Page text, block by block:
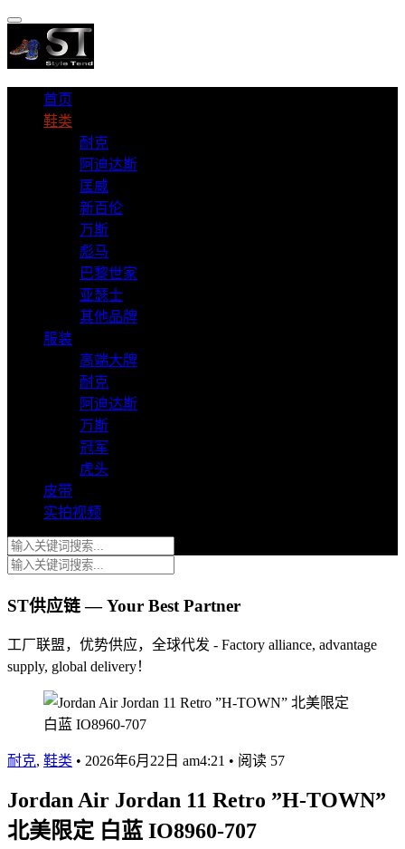
首页
鞋类
耐克
阿迪达斯
匡威
新百伦
万斯
彪马
巴黎世家
亚瑟士
其他品牌
服装
高端大牌
耐克
阿迪达斯
万斯
冠军
虎头
皮带
实拍视频
ST供应链 — Your Best Partner
工厂联盟，优势供应，全球代发 - Factory alliance, advantage
supply, global delivery！
耐克, 鞋类 • 2026年6月22日 am4:21 • 阅读 57
Jordan Air Jordan 11 Retro ”H-TOWN”
北美限定 白蓝 IO8960-707